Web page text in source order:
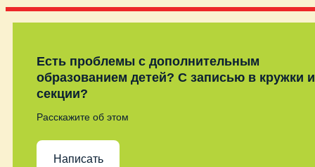
Есть проблемы с дополнительным
образованием детей? С записью в кружки и
секции?
Расскажите об этом
Написать